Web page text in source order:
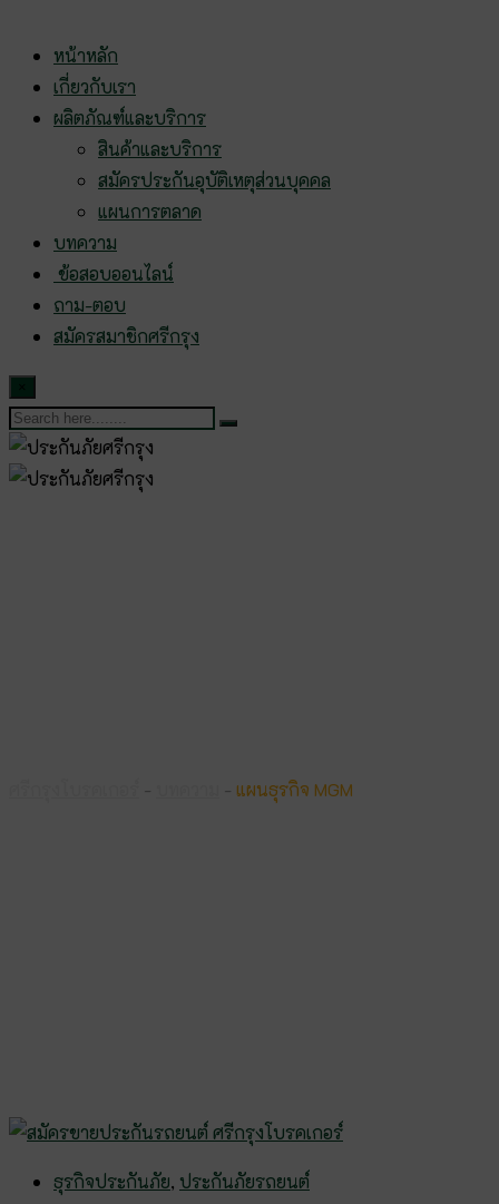
หน้าหลัก
เกี่ยวกับเรา
ผลิตภัณฑ์และบริการ
สินค้าและบริการ
สมัครประกันอุบัติเหตุส่วนบุคคล
แผนการตลาด
บทความ
ข้อสอบออนไลน์
ถาม-ตอบ
สมัครสมาชิกศรีกรุง
- - แผนธุรกิจ MGM
ธุรกิจประกันภัย, ประกันภัยรถยนต์